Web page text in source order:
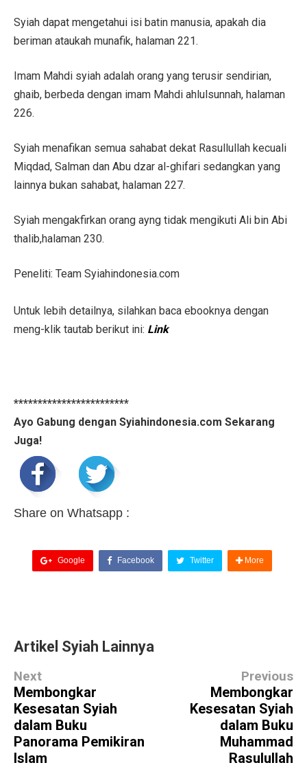
Syiah dapat mengetahui isi batin manusia, apakah dia
beriman ataukah munafik, halaman 221.
Imam Mahdi syiah adalah orang yang terusir sendirian,
ghaib, berbeda dengan imam Mahdi ahlulsunnah, halaman
226.
Syiah menafikan semua sahabat dekat Rasullullah kecuali
Miqdad, Salman dan Abu dzar al-ghifari sedangkan yang
lainnya bukan sahabat, halaman 227.
Syiah mengakfirkan orang ayng tidak mengikuti Ali bin Abi
thalib,halaman 230.
Peneliti: Team Syiahindonesia.com
Untuk lebih detailnya, silahkan baca ebooknya dengan
meng-klik tautab berikut ini: Link
************************
Ayo Gabung dengan Syiahindonesia.com Sekarang
Juga!
Share on Whatsapp :
Google Facebook Twitter More
Artikel Syiah Lainnya
Next
Membongkar
Kesesatan Syiah
dalam Buku
Panorama Pemikiran
Islam
Previous
Membongkar
Kesesatan Syiah
dalam Buku
Muhammad
Rasulullah